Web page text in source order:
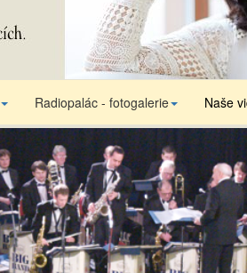
Radiopalác - fotogalerie Naše